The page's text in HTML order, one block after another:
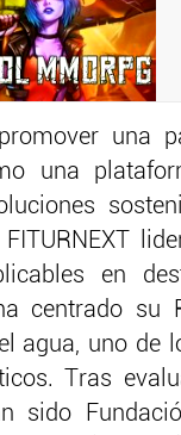
una
una
FITURNEXT
en
centrado su
agua, uno de
Tras
sido